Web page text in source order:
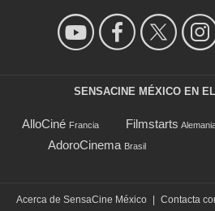
SENSACINE MÉXICO EN
AlloCiné Francia Filmstarts
AdoroCinema Brasil
Acerca de SensaCine México Contacta